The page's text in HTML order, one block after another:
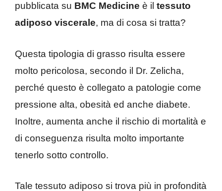
pubblicata su BMC Medicine è il tessuto
adiposo viscerale, ma di cosa si tratta?
Questa tipologia di grasso risulta essere
molto pericolosa, secondo il Dr. Zelicha,
perché questo è collegato a patologie come
pressione alta, obesità ed anche diabete.
Inoltre, aumenta anche il rischio di mortalità e
di conseguenza risulta molto importante
tenerlo sotto controllo.
Tale tessuto adiposo si trova più in profondità